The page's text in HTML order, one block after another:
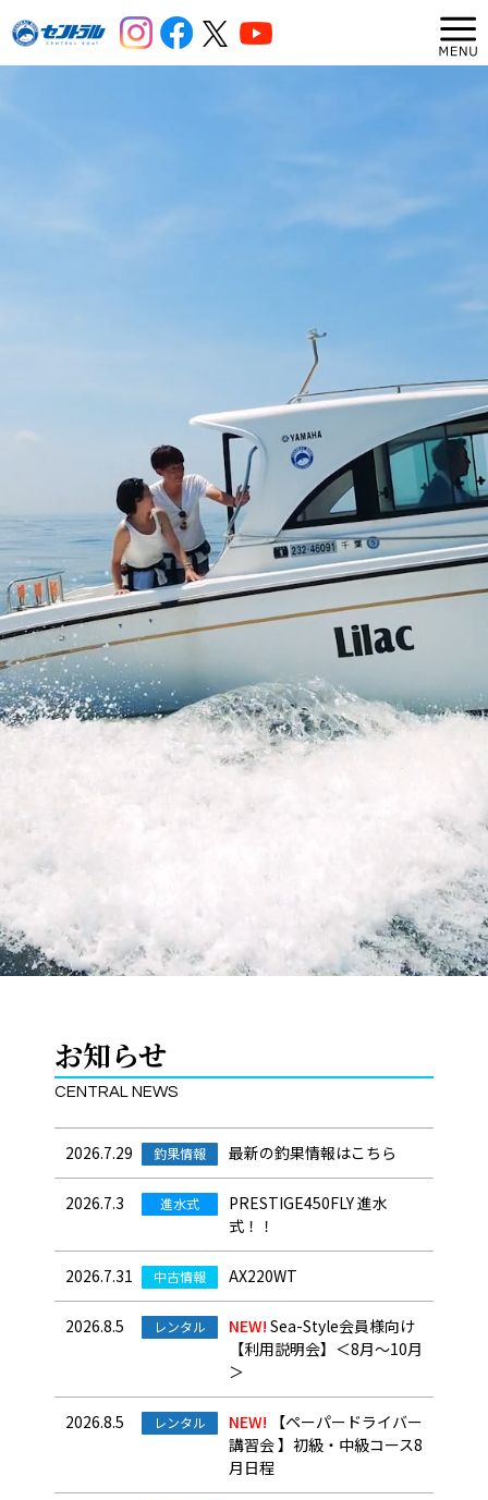
お知らせ
CENTRAL NEWS
2026.7.29 釣果情報 最新の釣果情報はこちら
2026.7.3 進水式
PRESTIGE450FLY 進水
式！！
2026.7.31 中古情報 AX220WT
2026.8.5 レンタル NEW! Sea-Style会員様向け
【利用説明会】＜8月～10月
＞
2026.8.5 レンタル NEW!
【ペーパードライバー
講習会 】初級・中級コース8
月日程